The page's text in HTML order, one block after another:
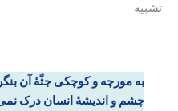
تشبیه
به مورچه و کوچکی جثّۀ آن
چشم و اندیشۀ انسان درک